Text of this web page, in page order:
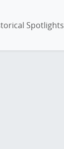
Spotlights